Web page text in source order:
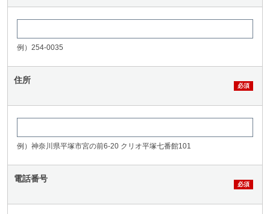
例）254-0035
住所
例）神奈川県平塚市宮の前6-20 クリオ平塚七番館101
電話番号